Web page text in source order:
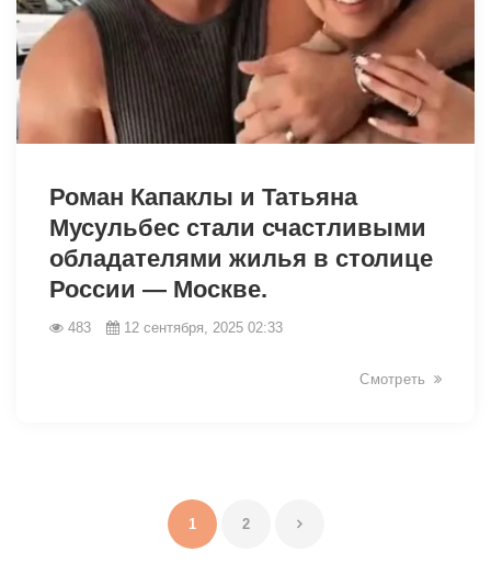
Роман Капаклы и Татьяна
Мусульбес стали счастливыми
обладателями жилья в столице
России — Москве.
483 12 сентября, 2025 02:33
Смотреть
1 2